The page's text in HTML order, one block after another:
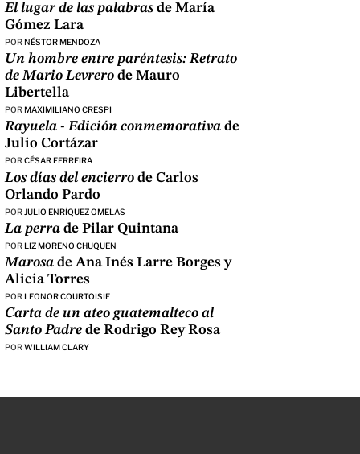
El lugar de las palabras de María
Gómez Lara
PORNÉSTOR MENDOZA
Un hombre entre paréntesis: Retrato
de Mario Levrero de Mauro
Libertella
POR MAXIMILIANO CRESPI
Rayuela - Edición conmemorativa de
Julio Cortázar
PORCÉSAR FERREIRA
Los días del encierro de Carlos
Orlando Pardo
POR JULIO ENRÍQUEZ OMELAS
La perra de Pilar Quintana
PORLIZ MORENO CHUQUEN
Marosa de Ana Inés Larre Borges y
Alicia Torres
PORLEONOR COURTOISIE
Carta de un ateo guatemalteco al
Santo Padre de Rodrigo Rey Rosa
PORWILLIAM CLARY